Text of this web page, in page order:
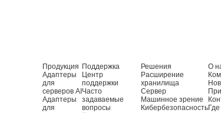
Продукция
Адаптеры
для
серверов AI
Адаптеры
для
Поддержка
Центр
поддержки
Часто
задаваемые
вопросы
Решения
Расширение
хранилища
Сервер
Машинное зрение
Кибербезопасность
О